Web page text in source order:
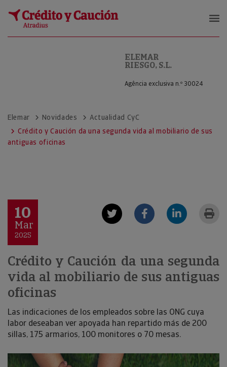
ELEMAR RIESGO, S.L.
ELEMAR
RIESGO, S.L.
Agência exclusiva n.º 30024
Elemar Novidades
Actualidad CyC
Crédito y Caución da una segunda vida al mobiliario de sus
antiguas oficinas
10
Mar
2025
Crédito y Caución da una segunda
vida al mobiliario de sus antiguas
oficinas
Las indicaciones de los empleados sobre las ONG cuya
labor deseaban ver apoyada han repartido más de 200
sillas, 175 armarios, 100 monitores o 70 mesas.